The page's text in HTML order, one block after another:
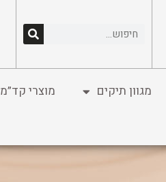
מגוון תיקים
מוצרי קד”מ